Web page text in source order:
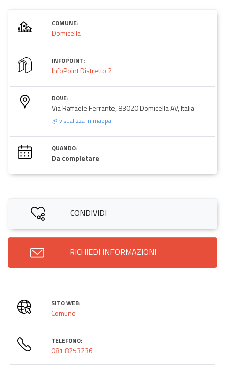
COMUNE:
Domicella
INFOPOINT:
InfoPoint Distretto 2
DOVE:
Via Raffaele Ferrante, 83020 Domicella AV, Italia
visualizza in mappa
QUANDO:
Da completare
CONDIVIDI
RICHIEDI INFORMAZIONI
SITO WEB:
Comune
TELEFONO:
081 8253236